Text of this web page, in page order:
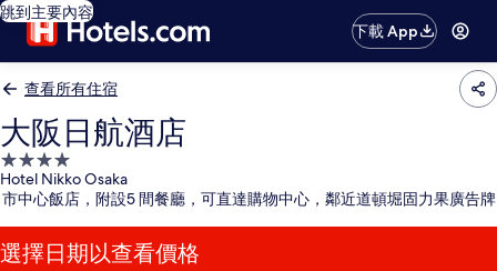
跳到主要內容
下載 App
查看所有住宿
大阪日航酒店
4.0
星
級
住
宿
Hotel Nikko Osaka
市中心飯店，附設5 間餐廳，可直達購物中心，鄰近道頓堀固力果廣告牌
選擇日期以查看價格